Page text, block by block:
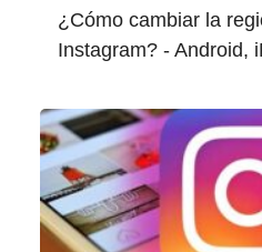
¿Cómo cambiar la
Instagram? - Android,